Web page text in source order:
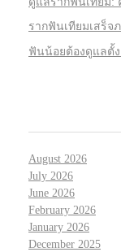
รากฟันเทียมเสร็จ
ฟันน้อยต้องดูแลตั้
August 2026
July 2026
June 2026
February 2026
January 2026
December 2025